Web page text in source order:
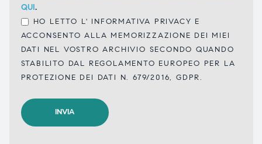
QUI.
HO LETTO L' INFORMATIVA PRIVACY E
ACCONSENTO ALLA MEMORIZZAZIONE DEI MIEI
DATI NEL VOSTRO ARCHIVIO SECONDO QUANDO
STABILITO DAL REGOLAMENTO EUROPEO PER LA
PROTEZIONE DEI DATI N. 679/2016, GDPR.